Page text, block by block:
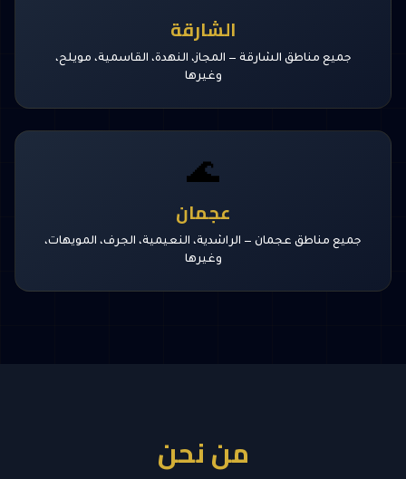
الشارقة
جميع مناطق الشارقة — المجاز، النهدة، القاسمية، مويلح،
وغيرها
🌊
عجمان
جميع مناطق عجمان — الراشدية، النعيمية، الجرف، المويهات،
وغيرها
من نحن